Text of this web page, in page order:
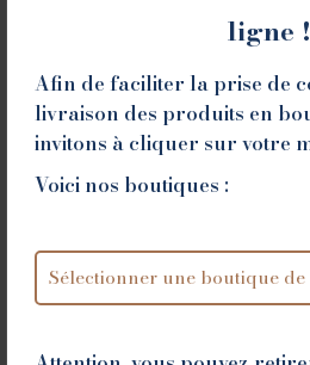
ligne !
Afin de faciliter la prise de
livraison des produits en
invitons à cliquer sur votre
Voici nos boutiques :
simples décomptes jusqu’au
Chaque jour, une petite
création artisanale
passion par nos
sont une invitation à de
gustatifs, dans lesquels
raconte l’histoire et